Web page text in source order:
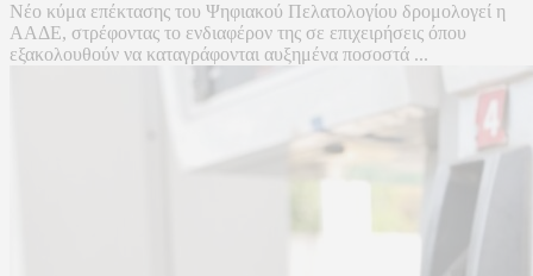
Νέο κύμα επέκτασης του Ψηφιακού Πελατολογίου δρομολογεί η
ΑΑΔΕ, στρέφοντας το ενδιαφέρον της σε επιχειρήσεις όπου
εξακολουθούν να καταγράφονται αυξημένα ποσοστά ...